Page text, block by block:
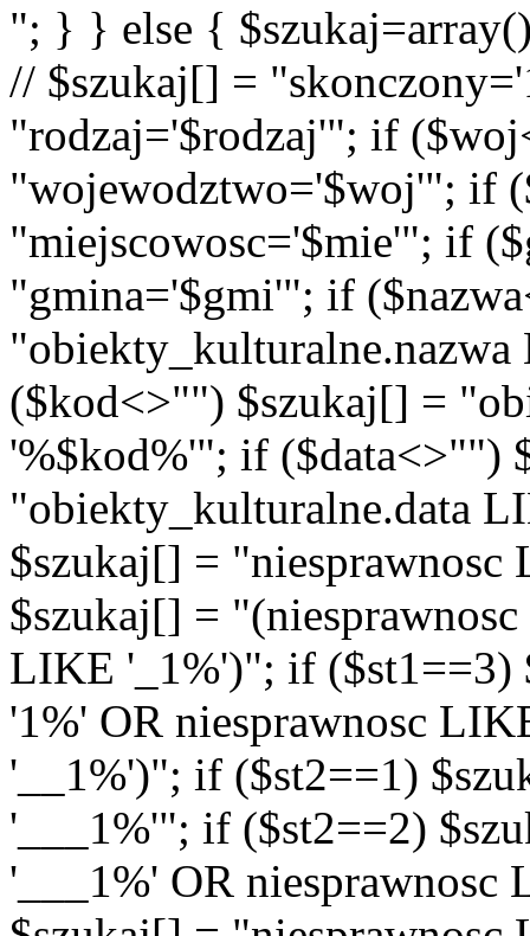
"; } } else {
// $szukaj[] =
"rodzaj='$rodzaj'"; if
"wojewodztwo='$woj'"; if
"miejscowosc='$mie'"; if
"gmina='$gmi'"; if
($kod<>"") $szukaj[] =
'%$kod%'"; if ($data<>"")
"obiekty_kulturalne.data
$szukaj[] =
$szukaj[] =
LIKE '_1%')"; if ($st1==3)
'1%' OR niesprawnosc
'__1%')"; if ($st2==1)
'___1%'"; if ($st2==2)
'___1%' OR